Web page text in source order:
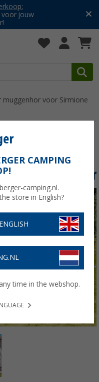
voor jouw
muggenhor voor Sirmione
Sirmione Air
CAMPING
camping.nl.
store in English?
time in the webshop.